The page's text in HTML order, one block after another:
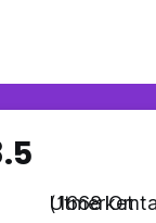
Utmerket
(1668